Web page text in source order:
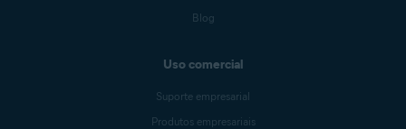
Blog
Uso comercial
Suporte empresarial
Produtos empresariais